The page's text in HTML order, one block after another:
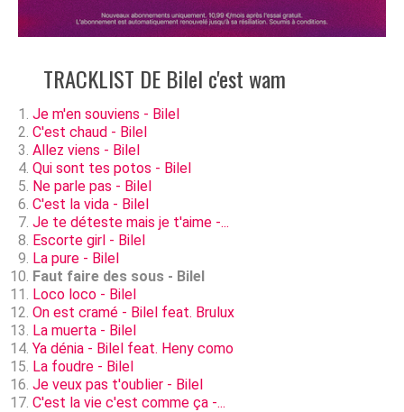
TRACKLIST DE Bilel c'est wam
Je m'en souviens - Bilel
C'est chaud - Bilel
Allez viens - Bilel
Qui sont tes potos - Bilel
Ne parle pas - Bilel
C'est la vida - Bilel
Je te déteste mais je t'aime -...
Escorte girl - Bilel
La pure - Bilel
Faut faire des sous - Bilel
Loco loco - Bilel
On est cramé - Bilel feat. Brulux
La muerta - Bilel
Ya dénia - Bilel feat. Heny como
La foudre - Bilel
Je veux pas t'oublier - Bilel
C'est la vie c'est comme ça -...